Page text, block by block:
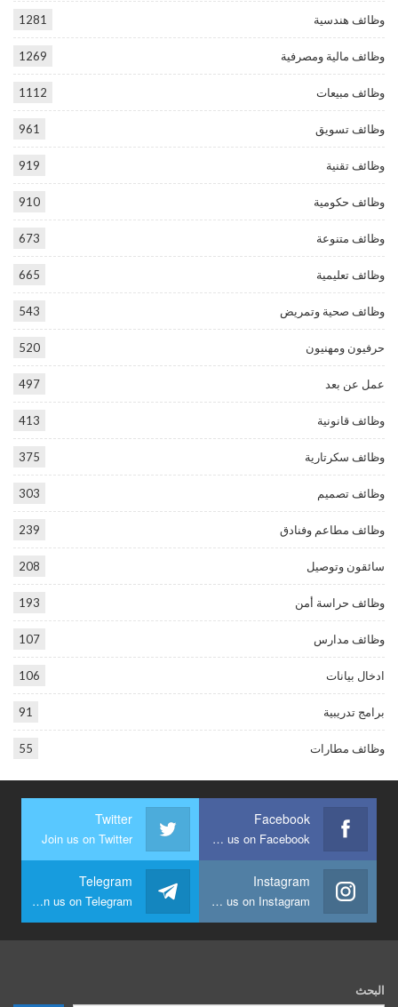
وظائف هندسية 1281
وظائف مالية ومصرفية 1269
وظائف مبيعات 1112
وظائف تسويق 961
وظائف تقنية 919
وظائف حكومية 910
وظائف متنوعة 673
وظائف تعليمية 665
وظائف صحية وتمريض 543
حرفيون ومهنيون 520
عمل عن بعد 497
وظائف قانونية 413
وظائف سكرتارية 375
وظائف تصميم 303
وظائف مطاعم وفنادق 239
سائقون وتوصيل 208
وظائف حراسة أمن 193
وظائف مدارس 107
ادخال بيانات 106
برامج تدريبية 91
وظائف مطارات 55
Facebook
Join us on Facebook
Twitter
Join us on Twitter
Instagram
Join us on Instagram
Telegram
Join us on Telegram
البحث